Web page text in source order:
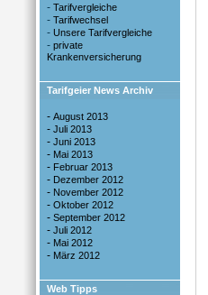
- Tarifvergleiche
- Tarifwechsel
- Unsere Tarifvergleiche
- private
Krankenversicherung
Tarifgeier News Archiv
- August 2013
- Juli 2013
- Juni 2013
- Mai 2013
- Februar 2013
- Dezember 2012
- November 2012
- Oktober 2012
- September 2012
- Juli 2012
- Mai 2012
- März 2012
Web Tipps